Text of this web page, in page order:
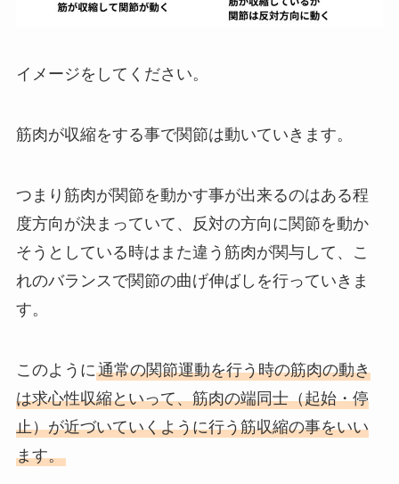
イメージをしてください。
筋肉が収縮をする事で関節は動いていきます。
つまり筋肉が関節を動かす事が出来るのはある程
度方向が決まっていて、反対の方向に関節を動か
そうとしている時はまた違う筋肉が関与して、こ
れのバランスで関節の曲げ伸ばしを行っていきま
す。
このように通常の関節運動を行う時の筋肉の動き
は求心性収縮といって、筋肉の端同士（起始・停
止）が近づいていくように行う筋収縮の事をいい
ます。